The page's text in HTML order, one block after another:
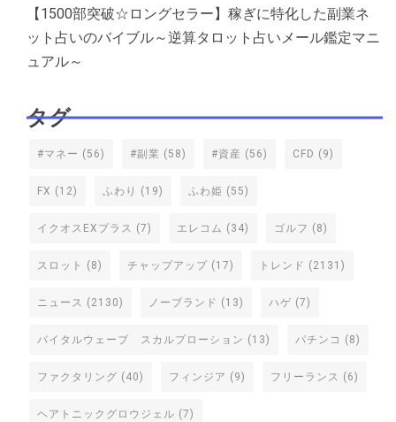
【1500部突破☆ロングセラー】稼ぎに特化した副業ネ
ット占いのバイブル～逆算タロット占いメール鑑定マニ
ュアル～
タグ
#マネー (56) #副業 (58) #資産 (56) CFD (9)
FX (12) ふわり (19) ふわ姫 (55)
イクオスEXプラス (7) エレコム (34) ゴルフ (8)
スロット (8) チャップアップ (17) トレンド (2131)
ニュース (2130) ノーブランド (13) ハゲ (7)
バイタルウェーブ スカルプローション (13) パチンコ (8)
ファクタリング (40) フィンジア (9) フリーランス (6)
ヘアトニックグロウジェル (7)